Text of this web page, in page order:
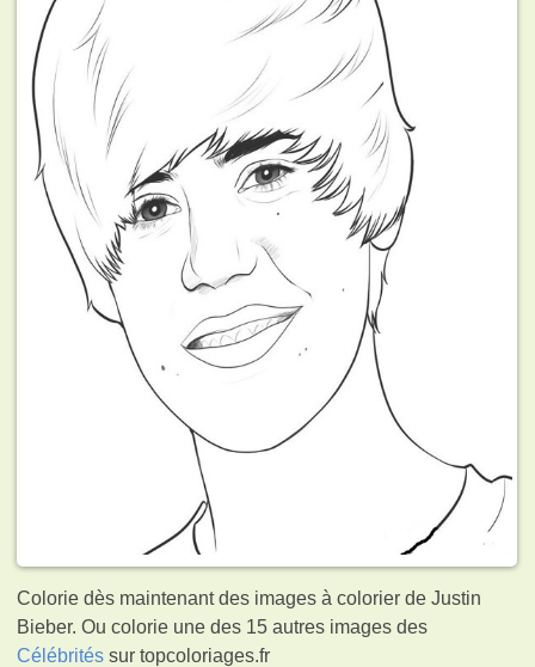
Colorie dès maintenant des images à colorier de Justin
Bieber. Ou colorie une des 15 autres images des
Célébrités sur topcoloriages.fr